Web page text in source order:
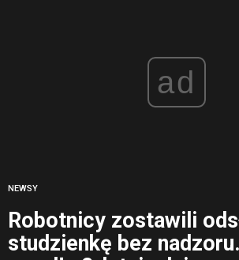
ad
NEWSY
Robotnicy zostawili
studzienkę bez